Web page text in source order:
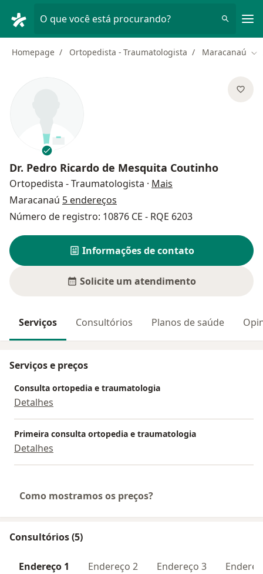
O que você está procurando?
Homepage Ortopedista - Traumatologista Maracanaú
Dr. Pedro Ricardo de Mesquita Coutinho
Ortopedista - Traumatologista · Mais
Maracanaú 5 endereços
Número de registro: 10876 CE - RQE 6203
Informações de contato
Solicite um atendimento
Serviços Consultórios Planos de saúde
Serviços e preços
Consulta ortopedia e traumatologia
Detalhes
Primeira consulta ortopedia e traumatologia
Detalhes
Como mostramos os preços?
Consultórios (5)
Endereço 1 Endereço 2 Endereço 3